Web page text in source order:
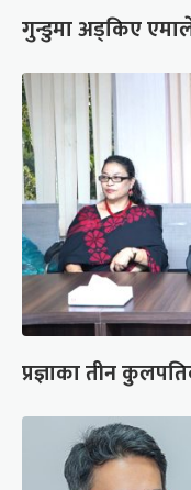
गुन्डुमा अड्किए
प्रज्ञाका तीन